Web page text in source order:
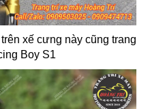
xế cưng này cũng trang
Boy S1